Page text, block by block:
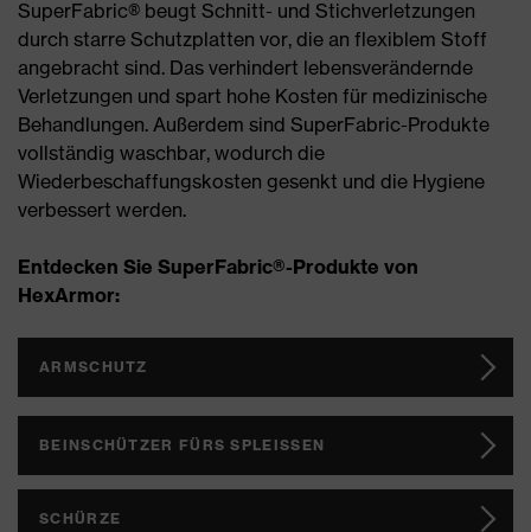
SuperFabric® beugt Schnitt- und Stichverletzungen
durch starre Schutzplatten vor, die an flexiblem Stoff
angebracht sind. Das verhindert lebensverändernde
Verletzungen und spart hohe Kosten für medizinische
Behandlungen. Außerdem sind SuperFabric-Produkte
vollständig waschbar, wodurch die
Wiederbeschaffungskosten gesenkt und die Hygiene
verbessert werden.
Entdecken Sie SuperFabric®-Produkte von
HexArmor:
ARMSCHUTZ
BEINSCHÜTZER FÜRS SPLEISSEN
SCHÜRZE